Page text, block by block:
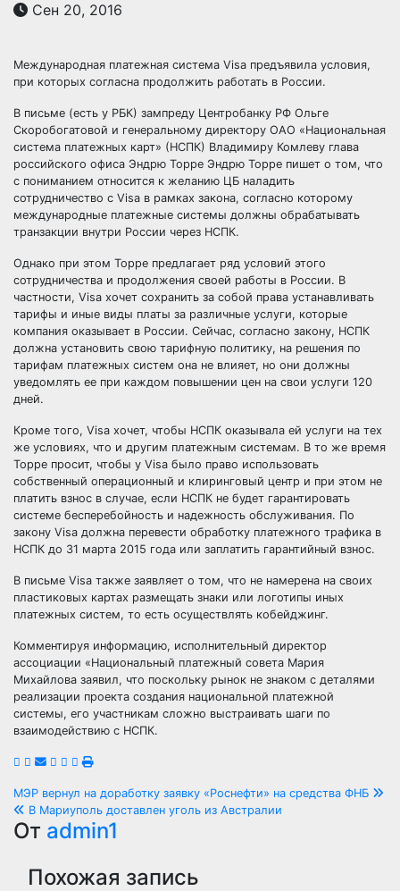
Сен 20, 2016
Международная платежная система Visa предъявила условия,
при которых согласна продолжить работать в России.
В письме (есть у РБК) зампреду Центробанку РФ Ольге
Скоробогатовой и генеральному директору ОАО «Национальная
система платежных карт» (НСПК) Владимиру Комлеву глава
российского офиса Эндрю Торре Эндрю Торре пишет о том, что
с пониманием относится к желанию ЦБ наладить
сотрудничество с Visa в рамках закона, согласно которому
международные платежные системы должны обрабатывать
транзакции внутри России через НСПК.
Однако при этом Торре предлагает ряд условий этого
сотрудничества и продолжения своей работы в России. В
частности, Visa хочет сохранить за собой права устанавливать
тарифы и иные виды платы за различные услуги, которые
компания оказывает в России. Сейчас, согласно закону, НСПК
должна установить свою тарифную политику, на решения по
тарифам платежных систем она не влияет, но они должны
уведомлять ее при каждом повышении цен на свои услуги 120
дней.
Кроме того, Visa хочет, чтобы НСПК оказывала ей услуги на тех
же условиях, что и другим платежным системам. В то же время
Торре просит, чтобы у Visa было право использовать
собственный операционный и клиринговый центр и при этом не
платить взнос в случае, если НСПК не будет гарантировать
системе бесперебойность и надежность обслуживания. По
закону Visa должна перевести обработку платежного трафика в
НСПК до 31 марта 2015 года или заплатить гарантийный взнос.
В письме Visa также заявляет о том, что не намерена на своих
пластиковых картах размещать знаки или логотипы иных
платежных систем, то есть осуществлять кобейджинг.
Комментируя информацию, исполнительный директор
ассоциации «Национальный платежный совета Мария
Михайлова заявил, что поскольку рынок не знаком с деталями
реализации проекта создания национальной платежной
системы, его участникам сложно выстраивать шаги по
взаимодействию с НСПК.
Навигация
по
записям
МЭР вернул на доработку заявку «Роснефти» на средства ФНБ
В Мариуполь доставлен уголь из Австралии
От admin1
Похожая запись